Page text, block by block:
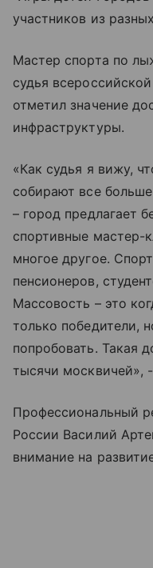
участников из
Мастер спорта по
судья
отметил значение
инфраструктуры.
«Как судья я вижу,
собирают все
– город предлагает
спортивные мастер-
многое другое.
пенсионеров,
Массовость – это
только победители,
попробовать. Такая
тысячи москвичей»,
Профессиональный
России Василий
внимание на